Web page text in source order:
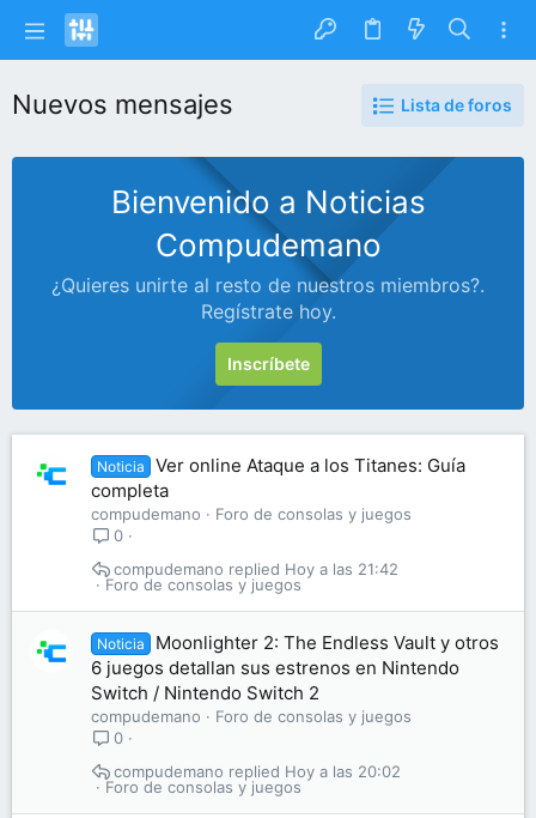
Nuevos mensajes Lista de foros
Bienvenido a Noticias
Compudemano
¿Quieres unirte al resto de nuestros miembros?.
Regístrate hoy.
Inscríbete
Noticia
Ver online Ataque a los Titanes: Guía
completa
compudemano
Foro de consolas y juegos
0
Foro de consolas y juegos
Hoy a las 21:42
compudemano
Noticia
Moonlighter 2: The Endless Vault y otros
6 juegos detallan sus estrenos en Nintendo
Switch / Nintendo Switch 2
compudemano
Foro de consolas y juegos
0
Foro de consolas y juegos
Hoy a las 20:02
compudemano